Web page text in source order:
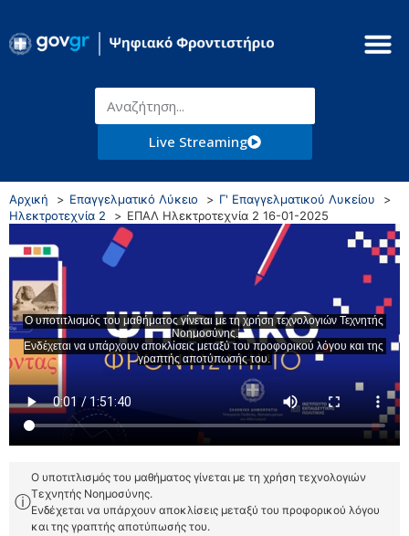
Live Streaming
Αρχική Επαγγελματικό Λύκειο
Γ' Επαγγελματικού Λυκείου
Ηλεκτροτεχνία 2
ΕΠΑΛ Ηλεκτροτεχνία 2 16-01-2025
ⓘ
Ο υποτιτλισμός του μαθήματος γίνεται με τη χρήση τεχνολογιών
Τεχνητής Νοημοσύνης.
Ενδέχεται να υπάρχουν αποκλίσεις μεταξύ του προφορικού λόγου
και της γραπτής αποτύπωσής του.